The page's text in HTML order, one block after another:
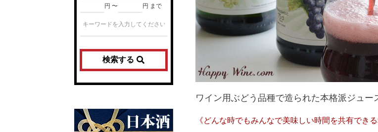
円 〜 円 まで
検索する
ワイン用ぶどう品種で造られた本格派ジュー
《どんな時でもみんなで美味しい時間を共有できる